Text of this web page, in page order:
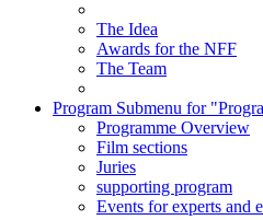
The Idea
Awards for the NFF
The Team
Program Submenu for
Programme Overview
Film sections
Juries
supporting program
Events for experts and